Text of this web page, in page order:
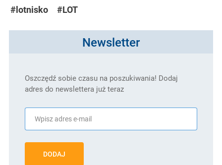
#lotnisko #LOT
Newsletter
Oszczędź sobie czasu na poszukiwania! Dodaj
adres do newslettera już teraz
DODAJ